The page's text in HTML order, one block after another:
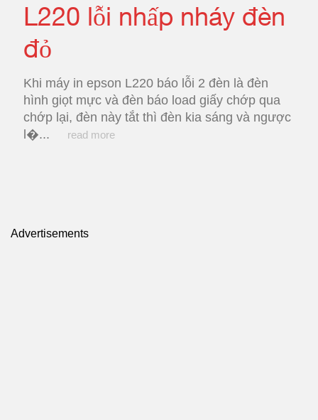
L220 lỗi nhấp nháy đèn
đỏ
Khi máy in epson L220 báo lỗi 2 đèn là đèn
hình giọt mực và đèn báo load giấy chớp qua
chớp lại, đèn này tắt thì đèn kia sáng và ngược
l�...
read more
Advertisements